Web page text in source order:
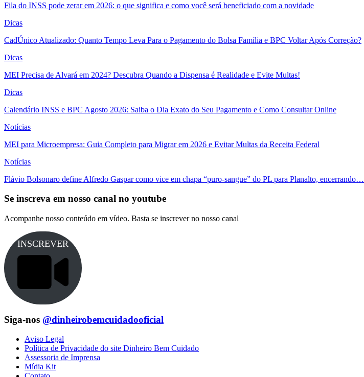
Fila do INSS pode zerar em 2026: o que significa e como você será beneficiado com a novidade
Dicas
CadÚnico Atualizado: Quanto Tempo Leva Para o Pagamento do Bolsa Família e BPC Voltar Após Correção?
Dicas
MEI Precisa de Alvará em 2024? Descubra Quando a Dispensa é Realidade e Evite Multas!
Dicas
Calendário INSS e BPC Agosto 2026: Saiba o Dia Exato do Seu Pagamento e Como Consultar Online
Notícias
MEI para Microempresa: Guia Completo para Migrar em 2026 e Evitar Multas da Receita Federal
Notícias
Flávio Bolsonaro define Alfredo Gaspar como vice em chapa “puro-sangue” do PL para Planalto, encerrando…
Se inscreva em nosso canal no youtube
Acompanhe nosso conteúdo em vídeo. Basta se inscrever no nosso canal
INSCREVER
Siga-nos @dinheirobemcuidadooficial
Aviso Legal
Política de Privacidade do site Dinheiro Bem Cuidado
Assessoria de Imprensa
Mídia Kit